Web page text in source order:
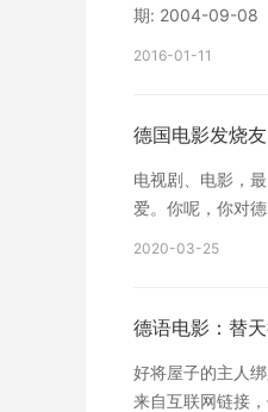
期: 2004-09-08
子们在没有帝国
2016-01-11
德国电影发烧
电视剧、电影，
爱。你呢，你对
2020-03-25
德语电影：替
好将屋子的主人
来自互联网链接